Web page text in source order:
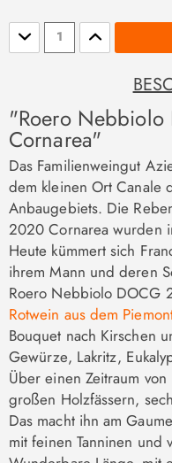
Stückzahl
"Roero
Cornarea"
Das Familienweingut
dem kleinen Ort Canale
Anbaugebiets. Die
2020 Cornarea wurden
Heute kümmert sich
ihrem Mann und deren
Roero Nebbiolo DOCG
Rotwein aus dem
Bouquet nach Kirschen
Gewürze, Lakritz,
Über einen Zeitraum
großen Holzfässern,
Das macht ihn am
mit feinen Tanninen und